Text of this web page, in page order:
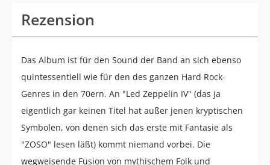
Rezension
Das Album ist für den Sound der Band an sich ebenso
quintessentiell wie für den des ganzen Hard Rock-
Genres in den 70ern. An "Led Zeppelin IV" (das ja
eigentlich gar keinen Titel hat außer jenen kryptischen
Symbolen, von denen sich das erste mit Fantasie als
"ZOSO" lesen läßt) kommt niemand vorbei. Die
wegweisende Fusion von mythischem Folk und